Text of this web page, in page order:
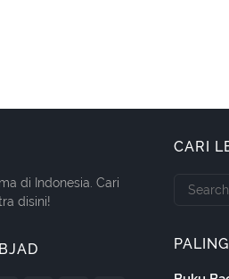
di Indonesia. Cari
disini!
CARI